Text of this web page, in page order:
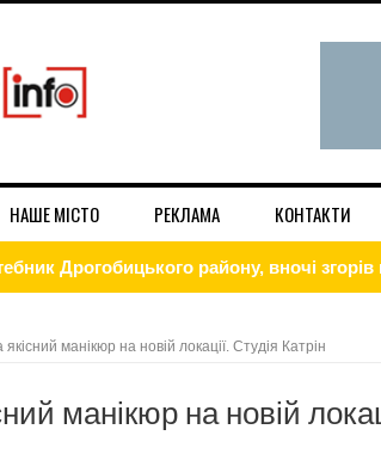
НАШЕ МІСТО РЕКЛАМА КОНТАКТИ
Дрогобицького району, вночі згорів
центр "Усмішка", по вул.
кожного! Ворог використовує будь-
манікюр на новій локації. Студія Катрін
манікюр на новій